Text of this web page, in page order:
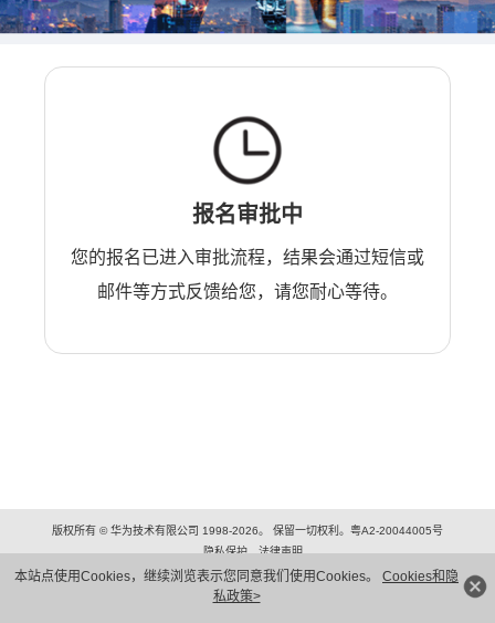
本站点使用Cookies，继续浏览表示您同意我们使用Cookies。 Cookies和隐
私政策>
报名审批中
您的报名已进入审批流程，结果会通过短信或
邮件等方式反馈给您，请您耐心等待。
版权所有 © 华为技术有限公司 1998-2026。 保留一切权利。粤A2-20044005号
隐私保护
法律声明